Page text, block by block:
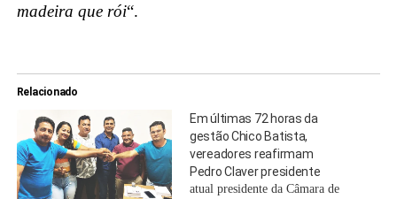
madeira que rói“.
Relacionado
Em últimas 72 horas da
gestão Chico Batista,
vereadores reafirmam
Pedro Claver presidente
atual presidente da Câmara de